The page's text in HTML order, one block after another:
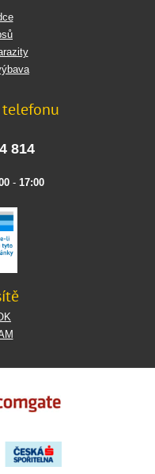
814
- 17:00